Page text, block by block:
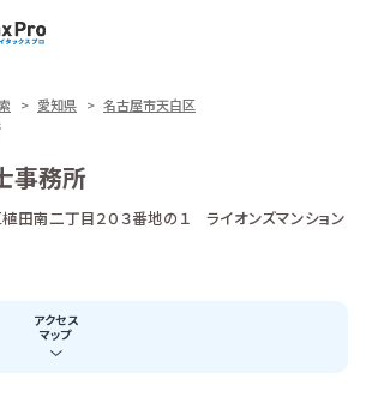
愛知県
名古屋市天白区
事務所
田南二丁目２０３番地の１ ライオンズマンション
アクセス
マップ